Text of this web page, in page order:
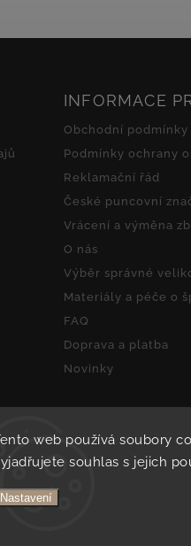
web používá soubory
souhlas s jejich
Nastavení
INFORMACE
Obchodní podmínky
Podmínky ochrany
Reklamační řád
České puncovní
Vrácení a výměna
O nás
Výběr správné
Materiály a péče o
FAQ
Doprava a platba
Novinky